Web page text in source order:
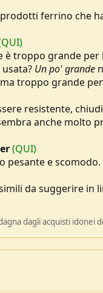
ferrino che
è troppo grande
Un po' grande
troppo grande
resistente,
anche molto
(QUI)
pesante e scomodo.
da suggerire in
dagli acquisti idonei